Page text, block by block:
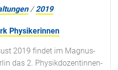
/2019
Physikerinnen
2019 findet im Magnus-
das 2. Physikdozentinnen-